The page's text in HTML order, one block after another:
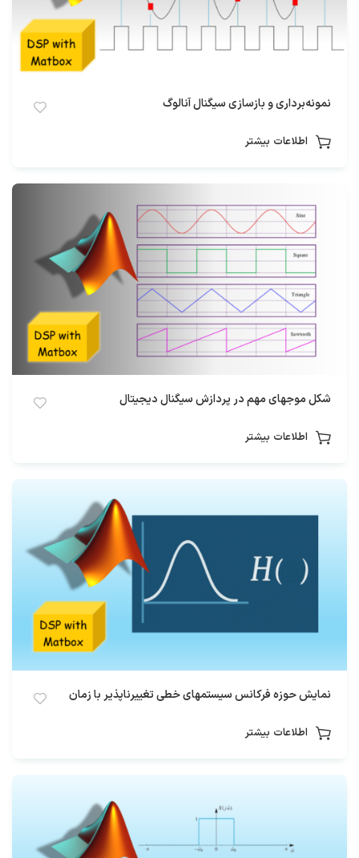
نمونه‌برداری و بازسازی سیگنال آنالوگ
اطلاعات بیشتر
شکل موجهای مهم در پردازش سیگنال دیجیتال
اطلاعات بیشتر
نمایش حوزه فرکانس سیستمهای خطی تغییرناپذیر با زمان
اطلاعات بیشتر